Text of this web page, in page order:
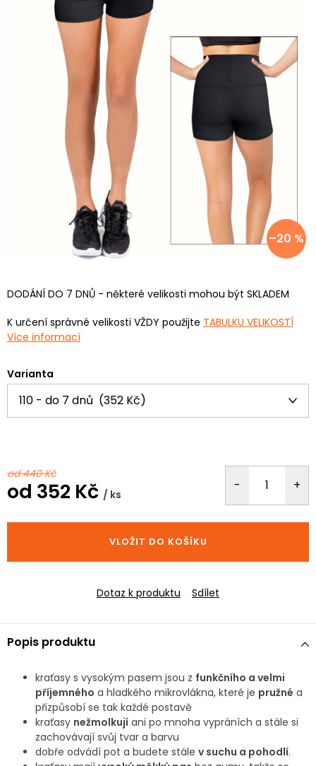
–20 %
DODÁNÍ DO 7 DNŮ - některé velikosti mohou být SKLADEM
K určení správné velikosti VŽDY použijte TABULKU VELIKOSTÍ
Více informací
Varianta
od 440 Kč
od 352 Kč / ks
cena:
VLOŽIT DO KOŠÍKU
Dotaz k produktu Sdílet
Popis produktu
kraťasy s vysokým pasem jsou z funkčního a velmi
příjemného a hladkého mikrovlákna, které je pružné a
přizpůsobí se tak každé postavě
kraťasy nežmolkují ani po mnoha vypráních a stále si
zachovávají svůj tvar a barvu
dobře odvádí pot a budete stále v suchu a pohodlí.